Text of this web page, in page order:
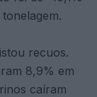
recuos.
8,9% em
caíram